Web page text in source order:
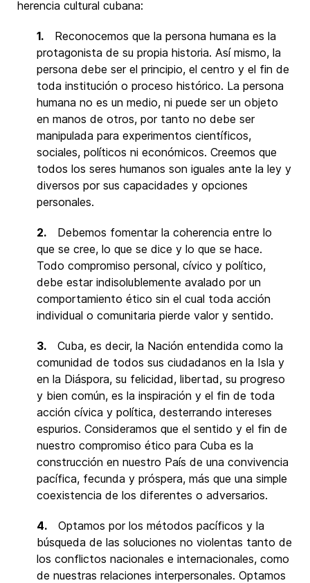
herencia cultural cubana:
1. Reconocemos que la persona humana es la
protagonista de su propia historia. Así mismo, la
persona debe ser el principio, el centro y el fin de
toda institución o proceso histórico. La persona
humana no es un medio, ni puede ser un objeto
en manos de otros, por tanto no debe ser
manipulada para experimentos científicos,
sociales, políticos ni económicos. Creemos que
todos los seres humanos son iguales ante la ley y
diversos por sus capacidades y opciones
personales.
2. Debemos fomentar la coherencia entre lo
que se cree, lo que se dice y lo que se hace.
Todo compromiso personal, cívico y político,
debe estar indisolublemente avalado por un
comportamiento ético sin el cual toda acción
individual o comunitaria pierde valor y sentido.
3.Cuba, es decir, la Nación entendida como la
comunidad de todos sus ciudadanos en la Isla y
en la Diáspora, su felicidad, libertad, su progreso
y bien común, es la inspiración y el fin de toda
acción cívica y política, desterrando intereses
espurios. Consideramos que el sentido y el fin de
nuestro compromiso ético para Cuba es la
construcción en nuestro País de una convivencia
pacífica, fecunda y próspera, más que una simple
coexistencia de los diferentes o adversarios.
4.Optamos por los métodos pacíficos y la
búsqueda de las soluciones no violentas tanto de
los conflictos nacionales e internacionales, como
de nuestras relaciones interpersonales. Optamos